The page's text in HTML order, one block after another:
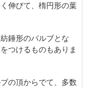
伸びて、楕円形の葉
錘形のバルブとな
つけるものもありま
の頂からでて、多数